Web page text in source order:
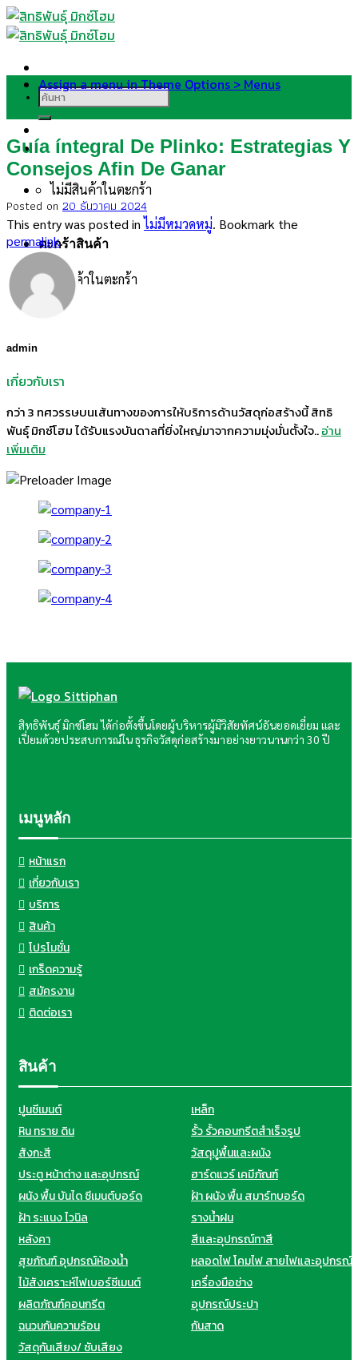
Skip
to
ค้นหา:
ไม่มีสินค้าในตะกร้า
ตะกร้าสินค้า
ไม่มีสินค้าในตะกร้า
Assign a menu in Theme Options > Menus
Guía íntegral De Plinko: Estrategias Y
Consejos Afin De Ganar
Posted on 20 ธันวาคม 2024
This entry was posted inไม่มีหมวดหมู่. Bookmark the
permalink.
admin
เกี่ยวกับเรา
กว่า 3 ทศวรรษบนเส้นทางของการให้บริการด้านวัสดุก่อสร้างนี้ สิทธิ
พันธุ์ มิกซ์โฮม ได้รับแรงบันดาลที่ยิ่งใหญ่มาจากความมุ่งมั่นตั้งใจ..อ่าน
เพิ่มเติม
สิทธิพันธุ์ มิกซ์โฮม ได้ก่อตั้งขึ้นโดยผู้บริหารผู้มีวิสัยทัศน์อันยอดเยี่ยม และ
เปี่ยมด้วยประสบการณ์ใน ธุรกิจวัสดุก่อสร้างมาอย่างยาวนานกว่า 30 ปี
เมนูหลัก
หน้าแรก
เกี่ยวกับเรา
บริการ
สินค้า
โปรโมชั่น
เกร็ดความรู้
สมัครงาน
ติดต่อเรา
สินค้า
ปูนซีเมนต์
เหล็ก
หิน ทราย ดิน
รั้ว รั้วคอนกรีตสำเร็จรูป
สังกะสี
วัสดุปูพื้นและผนัง
ประตู หน้าต่าง และอุปกรณ์
ฮาร์ดแวร์ เคมีภัณฑ์
ผนัง พื้น บันได ซีเมนต์บอร์ด
ฝ้า ผนัง พื้น สมาร์ทบอร์ด
ฝ้า ระแนง ไวนิล
รางน้ำฝน
หลังคา
สีและอุปกรณ์ทาสี
สุขภัณฑ์ อุปกรณ์ห้องน้ำ
หลอดไฟ โคมไฟ สายไฟและอุปกรณ์
ไม้สังเคราะห์ไฟเบอร์ซีเมนต์
เครื่องมือช่าง
ผลิตภัณฑ์คอนกรีต
อุปกรณ์ประปา
ฉนวนกันความร้อน
กันสาด
วัสดุกันเสียง/ ซับเสียง